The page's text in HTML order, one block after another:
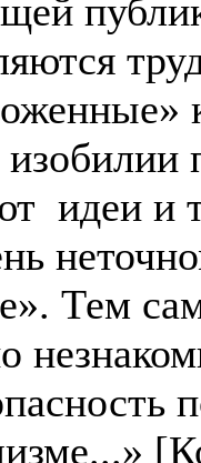
идеи и
Тем